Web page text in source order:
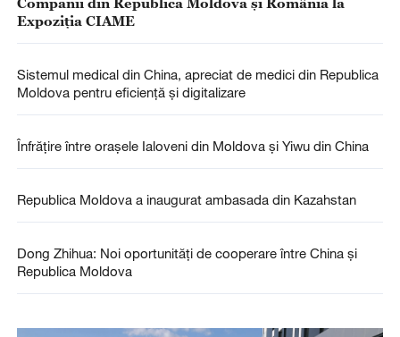
Expoziția CIAME
Sistemul medical din China, apreciat de medici din Republica
Moldova pentru eficiență și digitalizare
Înfrățire între orașele Ialoveni din Moldova și Yiwu din China
Republica Moldova a inaugurat ambasada din Kazahstan
Dong Zhihua: Noi oportunități de cooperare între China și
Republica Moldova